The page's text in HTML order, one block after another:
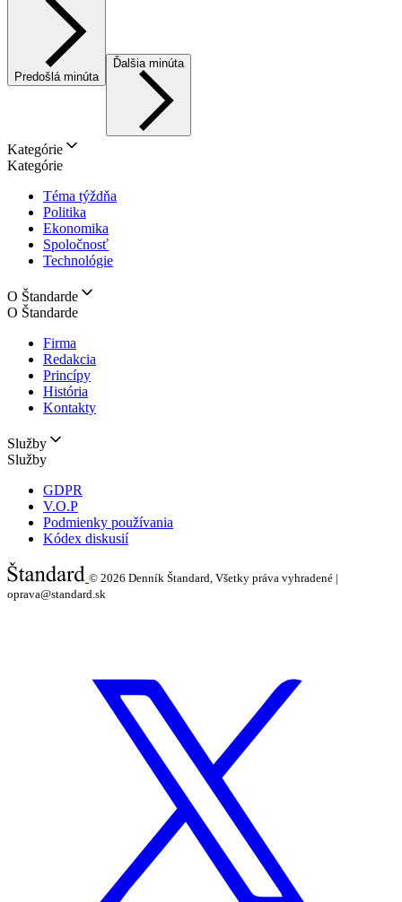
Predošlá minúta
Ďalšia minúta
Kategórie
Kategórie
Téma týždňa
Politika
Ekonomika
Spoločnosť
Technológie
O Štandarde
O Štandarde
Firma
Redakcia
Princípy
História
Kontakty
Služby
Služby
GDPR
V.O.P
Podmienky používania
Kódex diskusií
© 2026 Denník Štandard, Všetky práva vyhradené |
oprava@standard.sk